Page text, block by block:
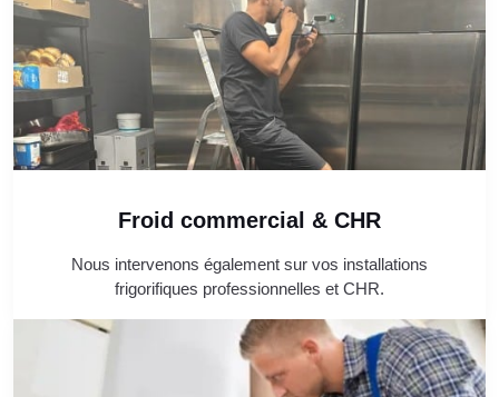
Froid commercial & CHR
Nous intervenons également sur vos installations
frigorifiques professionnelles et CHR.